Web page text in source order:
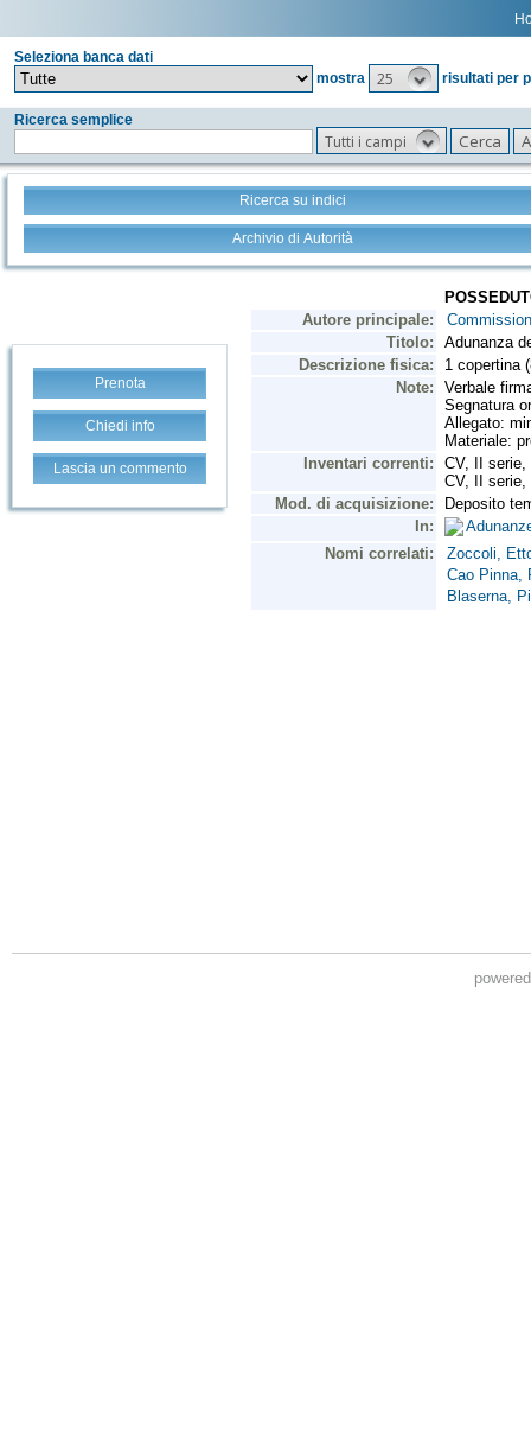
Seleziona banca dati
mostra
25 risultati per
Ricerca semplice
Tutti i campi
Ricerca su indici
Archivio di Autorità
Prenota
Chiedi info
Lascia un commento